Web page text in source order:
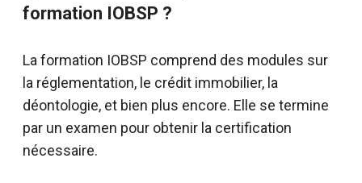
formation IOBSP ?
La formation IOBSP comprend des modules sur
la réglementation, le crédit immobilier, la
déontologie, et bien plus encore. Elle se termine
par un examen pour obtenir la certification
nécessaire.